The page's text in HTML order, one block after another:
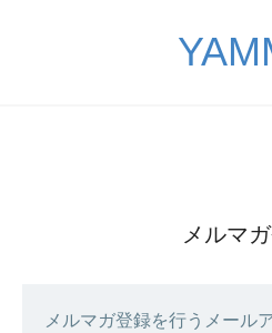
メルマ
メルマガ登録を行うメール